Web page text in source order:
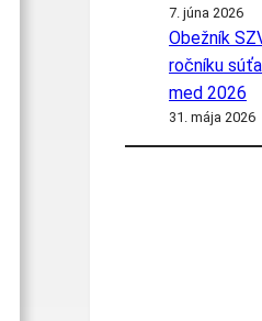
7. júna 2026
Obežník
ročníku
med 2026
31. mája 2026